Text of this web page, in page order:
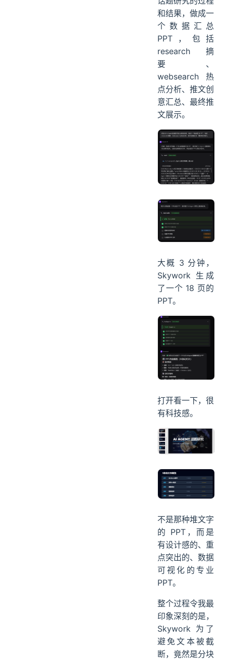
和结果，做成一
个数据汇总
PPT，包括
research 摘
要、
websearch 热
点分析、推文创
意汇总、最终推
文展示。
大概 3 分钟，
Skywork 生成
了一个 18 页的
PPT。
打开看一下，很
有科技感。
不是那种堆文字
的 PPT，而是
有设计感的、重
点突出的、数据
可视化的专业
PPT。
整个过程令我最
印象深刻的是，
Skywork 为了
避免文本被截
断，竟然是分块